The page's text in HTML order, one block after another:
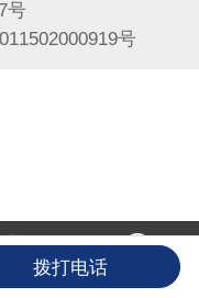
号
号
信咨询 联系我们
拨打电话